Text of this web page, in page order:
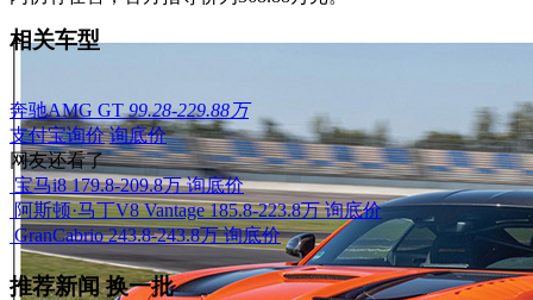
相关车型
奔驰AMG GT 99.28-229.88万
支付宝询价 询底价
网友还看了
宝马i8 179.8-209.8万 询底价
阿斯顿·马丁V8 Vantage 185.8-223.8万 询底价
GranCabrio 243.8-243.8万 询底价
推荐新闻换一批